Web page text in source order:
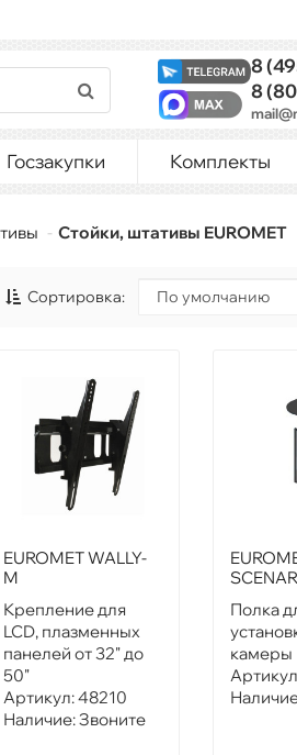
8
8
Госзакупки Комплекты
Стойки, штативы EUROMET
Сортировка:
EUROMET WALLY-
M
Крепление для
LCD, плазменных
панелей от 32" до
50"
Артикул:48210
Наличие:Звоните
Полка
камеры